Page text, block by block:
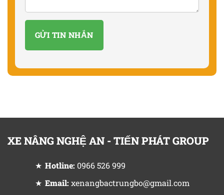
XE NÂNG NGHỆ AN - TIẾN PHÁT GROUP
Hotline: 0966 526 999
Email: xenangbactrungbo@gmail.com